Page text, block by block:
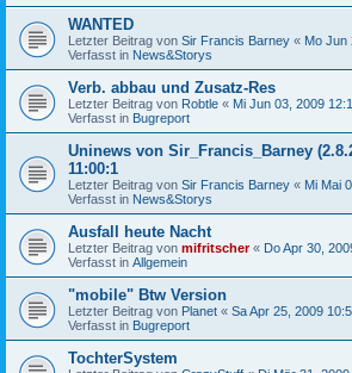
WANTED
Letzter Beitrag von Sir Francis Barney « Mo Jun
Verfasst in News&Storys
Verb. abbau und Zusatz-Res
Letzter Beitrag von Robtle « Mi Jun 03, 2009
Verfasst in Bugreport
Uninews von Sir_Francis_Barney
11:00:1
Letzter Beitrag von Sir Francis Barney « Mi Mai
Verfasst in News&Storys
Ausfall heute Nacht
Letzter Beitrag von mifritscher« Do Apr 30,
Verfasst in Allgemein
"mobile" Btw Version
Letzter Beitrag von Planet « Sa Apr 25, 2009
Verfasst in Bugreport
TochterSystem